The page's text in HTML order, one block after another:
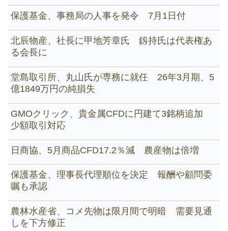
保護基金、事務局の人事を発令 7月1日付
北辰物産、社長に甲地芳章氏 釼持氏は代表権あ
る会長に
堂島取引所、丸山氏が専務に就任 26年3月期、5
億1849万円の純損失
GMOクリック、貴金属CFDに円建て3銘柄追加
少額取引対応
日商協、5月商品CFD17.2％減 農産物は倍増
保護基金、理事長代理順位を決定 報酬や顧問委
嘱も承認
農林水産省、コメ先物は限月間で明暗 需要見通
しを下方修正